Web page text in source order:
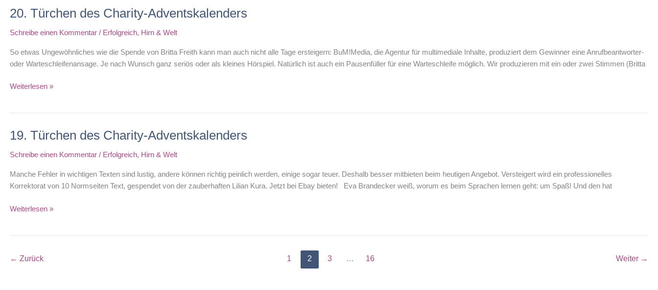
20. Türchen des Charity-Adventskalenders
Schreibe einen Kommentar / Erfolgreich, Hirn & Welt
So etwas Ungewöhnliches wie die Spende von Britta Freith kann man auch nicht alle Tage ersteigern: BuM!Media, die Agentur für multimediale Inhalte, produziert dem Gewinner eine Anrufbeantworter-
oder Warteschleifenansage. Je nach Wunsch ganz seriös oder als kleines Hörspiel. Natürlich ist auch ein Pausenfüller für eine Warteschleife möglich. Wir produzieren mit ein oder zwei Stimmen (Britta
20.
Adventskalenders
Weiterlesen »
19. Türchen des Charity-Adventskalenders
Schreibe einen Kommentar / Erfolgreich, Hirn & Welt
Manche Fehler in wichtigen Texten sind lustig, andere können richtig peinlich werden, einige sogar teuer. Deshalb besser mitbieten beim heutigen Angebot. Versteigert wird ein professionelles
Korrektorat von 10 Normseiten Text, gespendet von der zauberhaften Lilian Kura. Jetzt bei Ebay bieten! Eva Brandecker weiß, worum es beim Sprachen lernen geht: um Spaß! Und den hat
19.
Adventskalenders
Weiterlesen »
← Zurück 1 2 3 … 16 Weiter →